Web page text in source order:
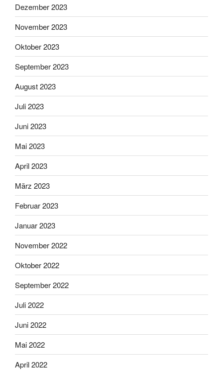
Dezember 2023
November 2023
Oktober 2023
September 2023
August 2023
Juli 2023
Juni 2023
Mai 2023
April 2023
März 2023
Februar 2023
Januar 2023
November 2022
Oktober 2022
September 2022
Juli 2022
Juni 2022
Mai 2022
April 2022